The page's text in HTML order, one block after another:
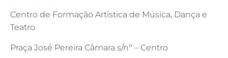
Centro de Formação Artística de Música, Dança e
Teatro
Praça José Pereira Câmara s/nº – Centro